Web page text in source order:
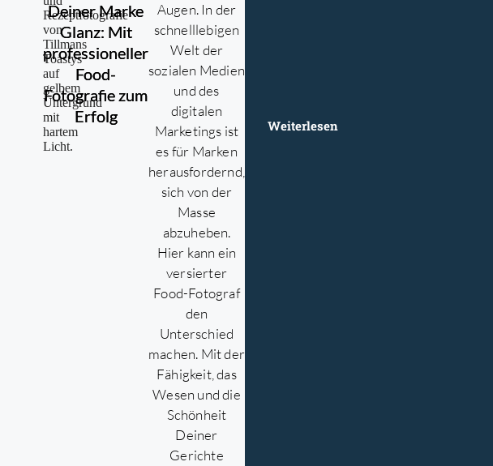
Deiner Marke
Glanz: Mit
professioneller
Food-
Fotografie zum
Erfolg
Augen. In der
schnelllebigen
Welt der
sozialen Medien
und des
digitalen
Marketings ist
es für Marken
herausfordernd,
sich von der
Masse
abzuheben.
Hier kann ein
versierter
Food-Fotograf
den
Unterschied
machen. Mit der
Fähigkeit, das
Wesen und die
Schönheit
Deiner
Gerichte
Weiterlesen